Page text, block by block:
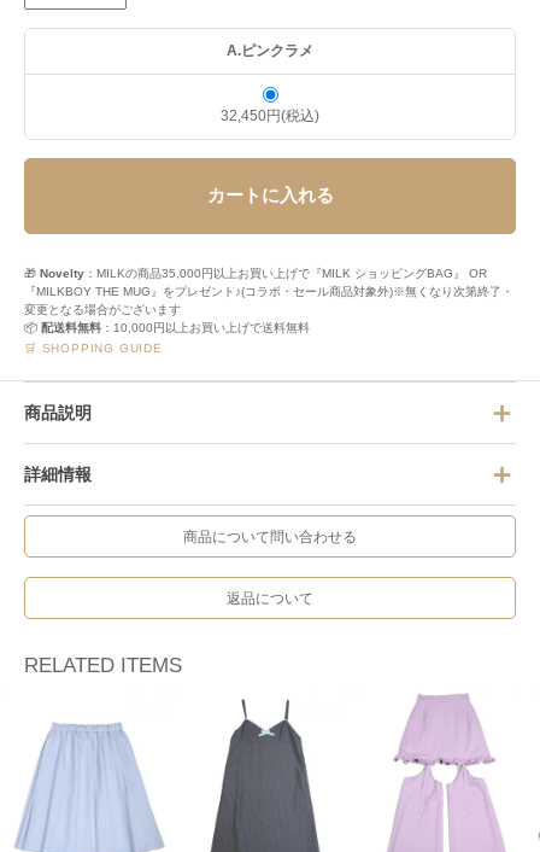
A.ピンクラメ
32,450円(税込)
カートに入れる
🎁 Novelty ：MILKの商品35,000円以上お買い上げで『MILK ショッピングBAG』 OR
『MILKBOY THE MUG』をプレゼント♪(コラボ・セール商品対象外)※無くなり次第終了・
変更となる場合がございます
📦 配送料無料 ：10,000円以上お買い上げで送料無料
🛒 SHOPPING GUIDE
商品説明
詳細情報
商品について問い合わせる
返品について
RELATED ITEMS